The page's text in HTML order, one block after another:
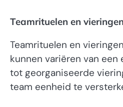
Teamrituelen en vieringen
Teamrituelen en
kunnen variëren van
tot georganiseerde
team eenheid te